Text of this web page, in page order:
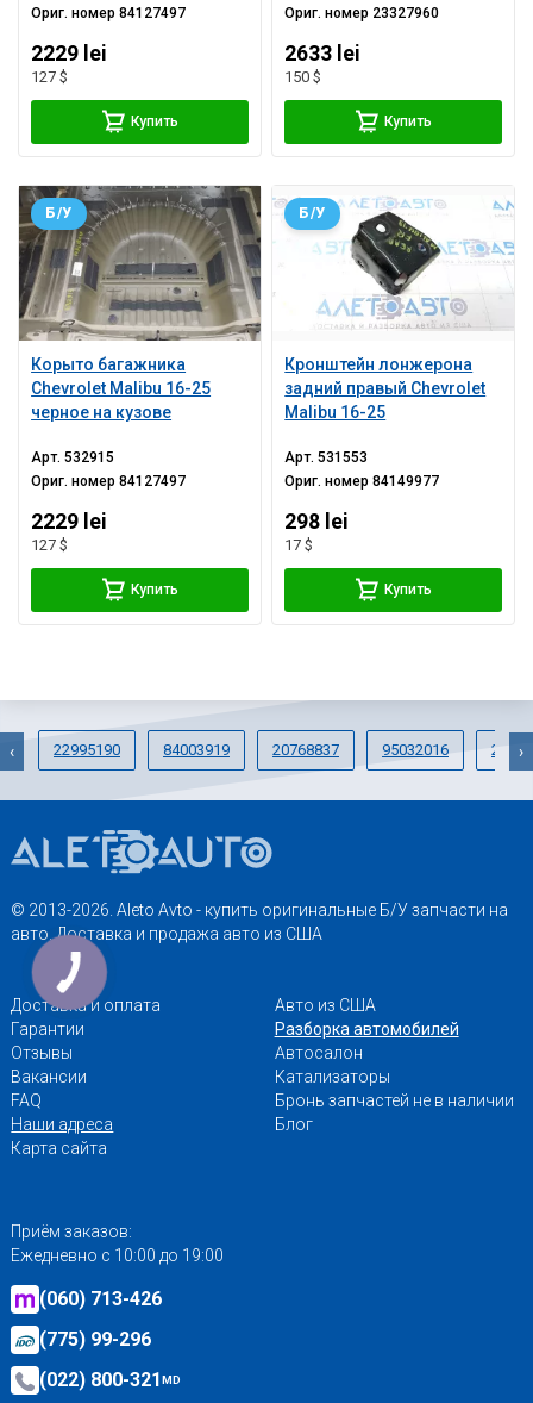
Ориг. номер84127497
2229 lei
127 $
Купить
Ориг. номер 23327960
2633 lei
150 $
Купить
Корыто багажника
Chevrolet Malibu 16-25
черное на кузове
Б/У
Арт.532915
Ориг. номер84127497
2229 lei
127 $
Купить
Кронштейн лонжерона
задний правый Chevrolet
Malibu 16-25
Б/У
Арт.531553
Ориг. номер84149977
298 lei
17 $
Купить
22995190 84003919 20768837 95032016
‹ ›
© 2013-2026. Aleto Avto - купить оригинальные Б/У запчасти на
авто. Доставка и продажа авто из США
Доставка и оплата
Гарантии
Отзывы
Вакансии
FAQ
Наши адреса
Карта сайта
Авто из США
Разборка автомобилей
Автосалон
Катализаторы
Бронь запчастей не в наличии
Блог
Приём заказов:
Ежедневно с 10:00 до 19:00
(060) 713-426
(775) 99-296
(022) 800-321MD